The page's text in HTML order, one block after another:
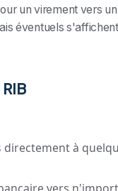
un virement vers
éventuels s'affichent
directement à